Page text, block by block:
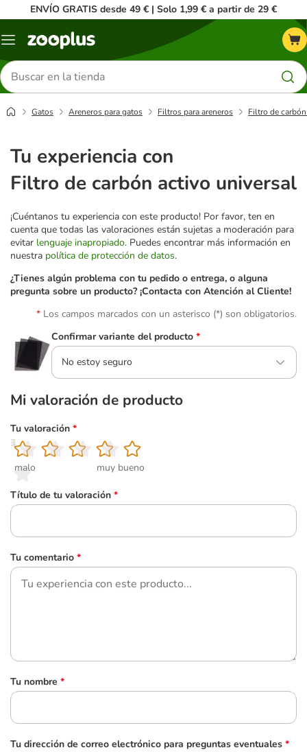
ENVÍO GRATIS desde 49 € | Solo 1,99 € a partir de 29 €
Menú
Buscar
productos
Gatos Areneros para gatos Filtros para areneros Filtro de
Tu experiencia con
Filtro de carbón activo universal
¡Cuéntanos tu experiencia con este producto! Por favor, ten en
cuenta que todas las valoraciones están sujetas a moderación para
evitar lenguaje inapropiado. Puedes encontrar más información en
nuestra política de protección de datos.
¿Tienes algún problema con tu pedido o entrega, o alguna
pregunta sobre un producto? ¡Contacta con Atención al Cliente!
Los campos marcados con un asterisco (*) son obligatorios.
Confirmar variante del producto *
No estoy seguro
Mi valoración de producto
Tu valoración *
1
malo
2
3
4
5
muy bueno
Título de tu valoración *
Tu comentario *
Tu nombre *
Tu dirección de correo electrónico para preguntas eventuales *